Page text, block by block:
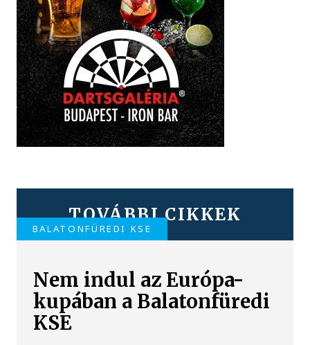
TOVÁBBI CIKKEK
BALATONFÜREDI KSE
Nem indul az Európa-
kupában a Balatonfüredi
KSE